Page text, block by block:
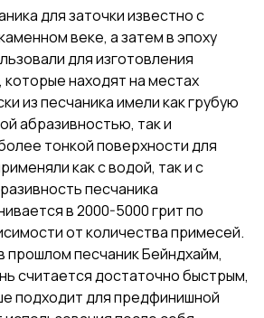
для заточки известно с
веке, а затем в эпоху
для изготовления
которые находят на местах
из песчаника имели как грубую
абразивностью, так и
тонкой поверхности для
как с водой, так и с
песчаника
в 2000-5000 грит по
от количества примесей.
прошлом песчаник Бейндхайм,
считается достаточно быстрым,
подходит для предфинишной